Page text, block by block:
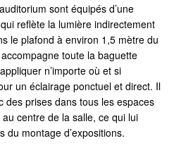
sont équipés d’une
reflète la lumière indirectement
le plafond à environ 1,5 mètre du
toute la baguette
n’importe où et si
un éclairage ponctuel et direct. Il
des prises dans tous les espaces
centre de la salle, ce qui lui
du montage d’expositions.